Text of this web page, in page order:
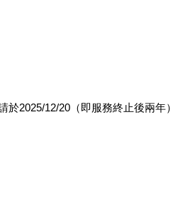
2025/12/20（即服務終止後兩年）